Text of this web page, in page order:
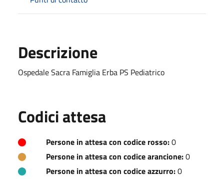
Descrizione
Ospedale Sacra Famiglia Erba PS Pediatrico
Codici attesa
Persone in attesa con codice rosso:0
Persone in attesa con codice arancione:0
Persone in attesa con codice azzurro:0